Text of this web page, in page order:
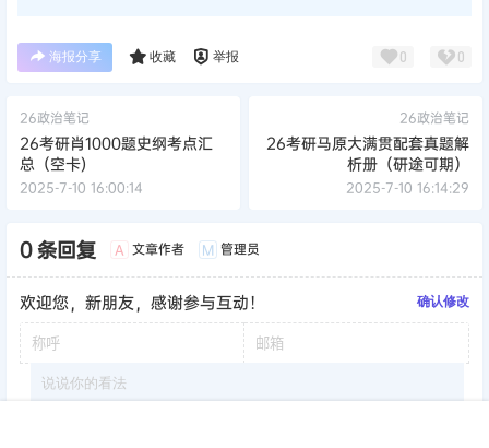
海报分享 收藏 举报 0 0
26政治笔记
26考研肖1000题史纲考点汇
总（空卡)
2025-7-10 16:00:14
26政治笔记
26考研马原大满贯配套真题解
析册（研途可期）
2025-7-10 16:14:29
0 条回复 A 文章作者 M 管理员
欢迎您，新朋友，感谢参与互动！ 确认修改